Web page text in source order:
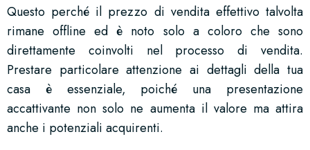
Questo perché il prezzo di vendita effettivo talvolta
rimane offline ed è noto solo a coloro che sono
direttamente coinvolti nel processo di vendita.
Prestare particolare attenzione ai dettagli della tua
casa è essenziale, poiché una presentazione
accattivante non solo ne aumenta il valore ma attira
anche i potenziali acquirenti.